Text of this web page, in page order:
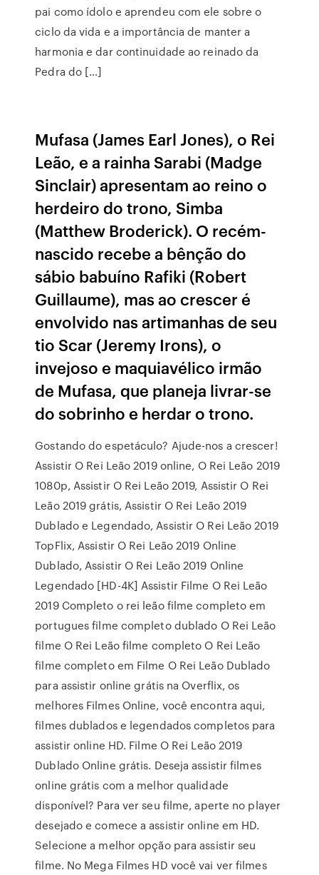
pai como ídolo e aprendeu com ele sobre o
ciclo da vida e a importância de manter a
harmonia e dar continuidade ao reinado da
Pedra do […]
Mufasa (James Earl Jones), o Rei
Leão, e a rainha Sarabi (Madge
Sinclair) apresentam ao reino o
herdeiro do trono, Simba
(Matthew Broderick). O recém-
nascido recebe a bênção do
sábio babuíno Rafiki (Robert
Guillaume), mas ao crescer é
envolvido nas artimanhas de seu
tio Scar (Jeremy Irons), o
invejoso e maquiavélico irmão
de Mufasa, que planeja livrar-se
do sobrinho e herdar o trono.
Gostando do espetáculo? Ajude-nos a crescer!
Assistir O Rei Leão 2019 online, O Rei Leão 2019
1080p, Assistir O Rei Leão 2019, Assistir O Rei
Leão 2019 grátis, Assistir O Rei Leão 2019
Dublado e Legendado, Assistir O Rei Leão 2019
TopFlix, Assistir O Rei Leão 2019 Online
Dublado, Assistir O Rei Leão 2019 Online
Legendado [HD-4K] Assistir Filme O Rei Leão
2019 Completo o rei leão filme completo em
portugues filme completo dublado O Rei Leão
filme O Rei Leão filme completo O Rei Leão
filme completo em Filme O Rei Leão Dublado
para assistir online grátis na Overflix, os
melhores Filmes Online, você encontra aqui,
filmes dublados e legendados completos para
assistir online HD. Filme O Rei Leão 2019
Dublado Online grátis. Deseja assistir filmes
online grátis com a melhor qualidade
disponível? Para ver seu filme, aperte no player
desejado e comece a assistir online em HD.
Selecione a melhor opção para assistir seu
filme. No Mega Filmes HD você vai ver filmes